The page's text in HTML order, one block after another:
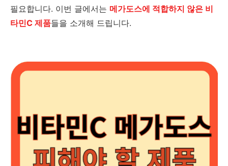
필요합니다. 이번 글에서는 메가도스에 적합하지 않은 비
타민C 제품들을 소개해 드립니다.